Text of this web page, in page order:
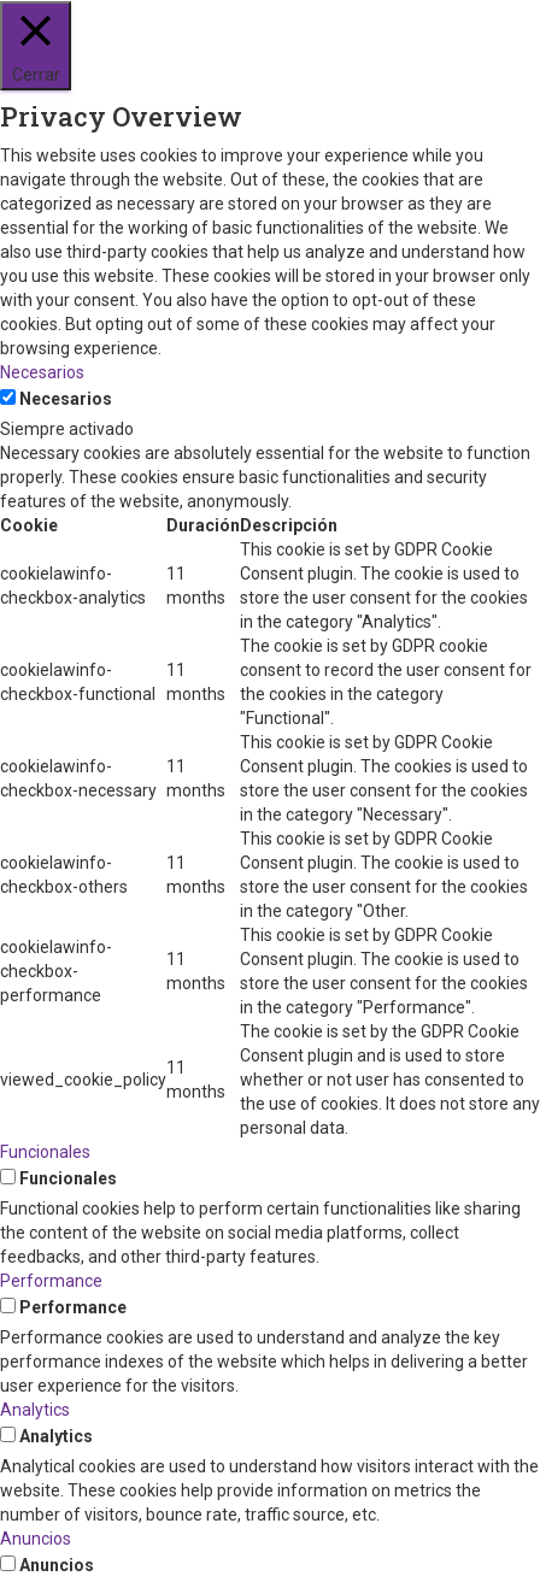
Cerrar
Privacy Overview
This website uses cookies to improve your experience while you
navigate through the website. Out of these, the cookies that are
categorized as necessary are stored on your browser as they are
essential for the working of basic functionalities of the website. We
also use third-party cookies that help us analyze and understand how
you use this website. These cookies will be stored in your browser only
with your consent. You also have the option to opt-out of these
cookies. But opting out of some of these cookies may affect your
browsing experience.
Necesarios
Necesarios
Siempre activado
Necessary cookies are absolutely essential for the website to function
properly. These cookies ensure basic functionalities and security
features of the website, anonymously.
Cookie
Duración Descripción
cookielawinfo-
checkbox-analytics
11
months
This cookie is set by GDPR Cookie
Consent plugin. The cookie is used to
store the user consent for the cookies
in the category "Analytics".
cookielawinfo-
checkbox-functional
11
months
The cookie is set by GDPR cookie
consent to record the user consent for
the cookies in the category
"Functional".
cookielawinfo-
checkbox-necessary
11
months
This cookie is set by GDPR Cookie
Consent plugin. The cookies is used to
store the user consent for the cookies
in the category "Necessary".
cookielawinfo-
checkbox-others
11
months
This cookie is set by GDPR Cookie
Consent plugin. The cookie is used to
store the user consent for the cookies
in the category "Other.
cookielawinfo-
checkbox-
performance
11
months
This cookie is set by GDPR Cookie
Consent plugin. The cookie is used to
store the user consent for the cookies
in the category "Performance".
viewed_cookie_policy
11
months
The cookie is set by the GDPR Cookie
Consent plugin and is used to store
whether or not user has consented to
the use of cookies. It does not store any
personal data.
Funcionales
Funcionales
Functional cookies help to perform certain functionalities like sharing
the content of the website on social media platforms, collect
feedbacks, and other third-party features.
Performance
Performance
Performance cookies are used to understand and analyze the key
performance indexes of the website which helps in delivering a better
user experience for the visitors.
Analytics
Analytics
Analytical cookies are used to understand how visitors interact with the
website. These cookies help provide information on metrics the
number of visitors, bounce rate, traffic source, etc.
Anuncios
Anuncios